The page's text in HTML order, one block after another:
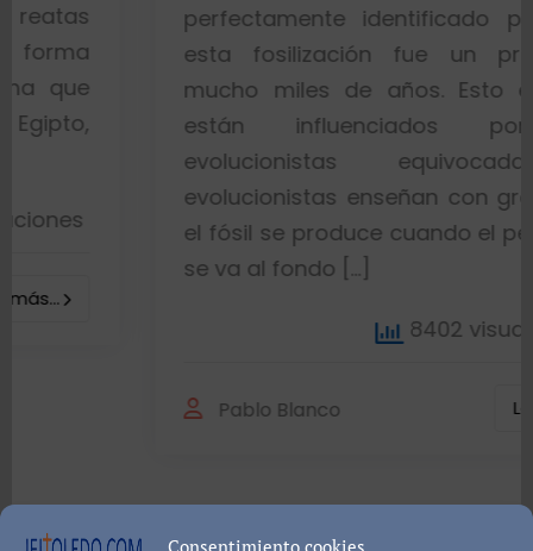
Consentimiento cookies
perfectamente identificado piensa que
esta fosilización fue un proceso de
mucho miles de años. Esto es porque
están influenciados por ideas
evolucionistas equivocadas. Los
evolucionistas enseñan con gráficos que
el fósil se produce cuando el pez muere y
se va al fondo […]
8402 visualizaciones
Pablo Blanco